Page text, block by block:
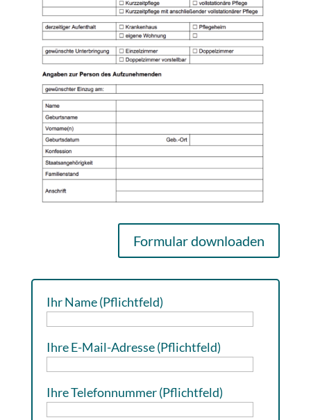
Formular downloaden
Ihr Name (Pflichtfeld)
Ihre E-Mail-Adresse (Pflichtfeld)
Ihre Telefonnummer (Pflichtfeld)